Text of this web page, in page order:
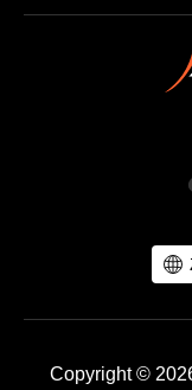
Copyright ©